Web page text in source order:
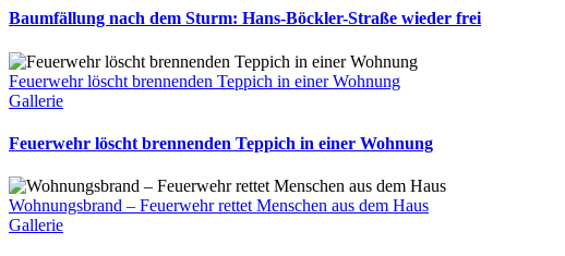
Baumfällung nach dem Sturm: Hans-Böckler-Straße wieder frei
Feuerwehr löscht brennenden Teppich in einer Wohnung
Gallerie
Feuerwehr löscht brennenden Teppich in einer Wohnung
Wohnungsbrand – Feuerwehr rettet Menschen aus dem Haus
Gallerie